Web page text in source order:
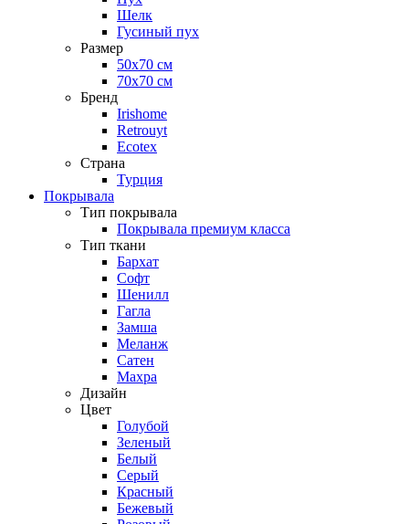
Шелк
Гусиный пух
Размер
50х70 см
70х70 см
Бренд
Irishome
Retrouyt
Ecotex
Cтрана
Турция
Покрывала
Тип покрывала
Покрывала премиум класса
Тип ткани
Бархат
Софт
Шенилл
Гагла
Замша
Меланж
Сатен
Махра
Дизайн
Цвет
Голубой
Зеленый
Белый
Серый
Красный
Бежевый